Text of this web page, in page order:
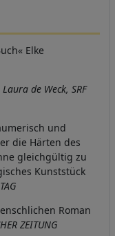
Elke
Laura de Weck, SRF
und
die Härten des
gleichgültig zu
Kunststück
Roman
ZEITUNG